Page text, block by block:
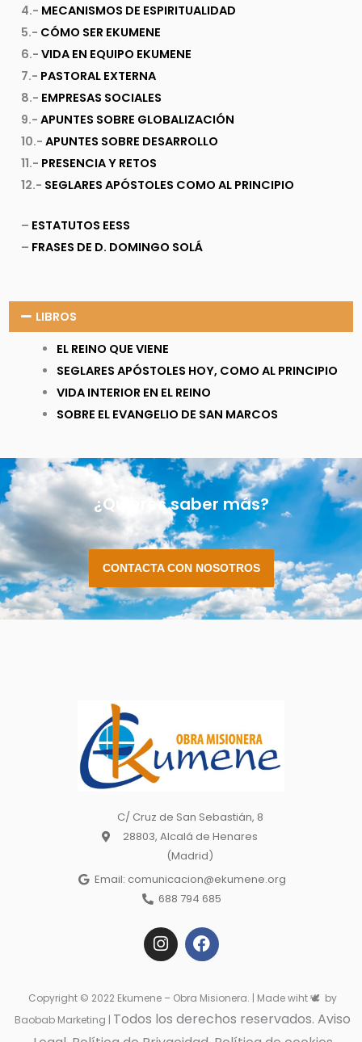
4.- MECANISMOS DE ESPIRITUALIDAD
5.- CÓMO SER EKUMENE
6.- VIDA EN EQUIPO EKUMENE
7.- PASTORAL EXTERNA
8.- EMPRESAS SOCIALES
9.- APUNTES SOBRE GLOBALIZACIÓN
10.- APUNTES SOBRE DESARROLLO
11.- PRESENCIA Y RETOS
12.- SEGLARES APÓSTOLES COMO AL PRINCIPIO
– ESTATUTOS EESS
– FRASES DE D. DOMINGO SOLÁ
LIBROS
EL REINO QUE VIENE
SEGLARES APÓSTOLES HOY, COMO AL PRINCIPIO
VIDA INTERIOR EN EL REINO
SOBRE EL EVANGELIO DE SAN MARCOS
¿Quieres saber más?
CONTACTA CON NOSOTROS
C/ Cruz de San Sebastián, 8
28803, Alcalá de Henares
(Madrid)
Email: comunicacion@ekumene.org
688 794 685
n
s
g
r
a
c
b
o
o
Copyright © 2022 Ekumene – Obra Misionera. | Made wiht 🕊 by
Baobab Marketing | Todos los derechos reservados. Aviso